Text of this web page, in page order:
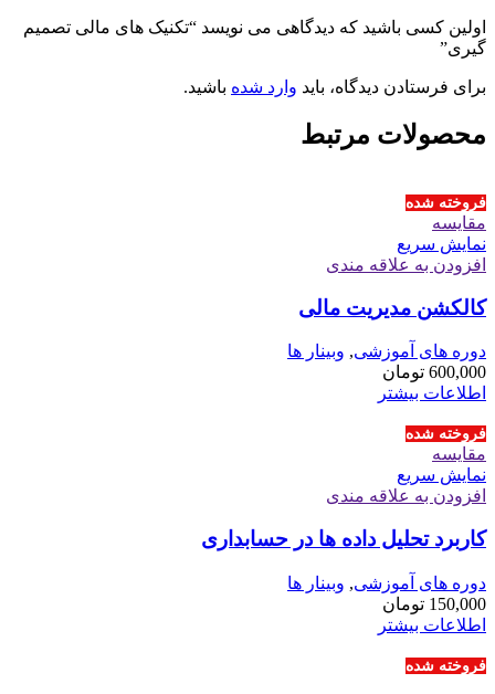
اولین کسی باشید که دیدگاهی می نویسد “تکنیک های مالی تصمیم
گیری”
برای فرستادن دیدگاه، باید وارد شده باشید.
محصولات مرتبط
فروخته شده
مقايسه
نمایش سریع
افزودن به علاقه مندی
کالکشن مدیریت مالی
دوره های آموزشی, وبینار ها
600,000 تومان
اطلاعات بیشتر
فروخته شده
مقايسه
نمایش سریع
افزودن به علاقه مندی
کاربرد تحلیل داده ها در حسابداری
دوره های آموزشی, وبینار ها
150,000 تومان
اطلاعات بیشتر
فروخته شده